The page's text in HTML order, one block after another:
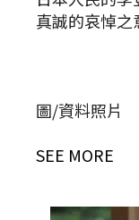
真誠的哀悼之
圖/資料照片
SEE MORE